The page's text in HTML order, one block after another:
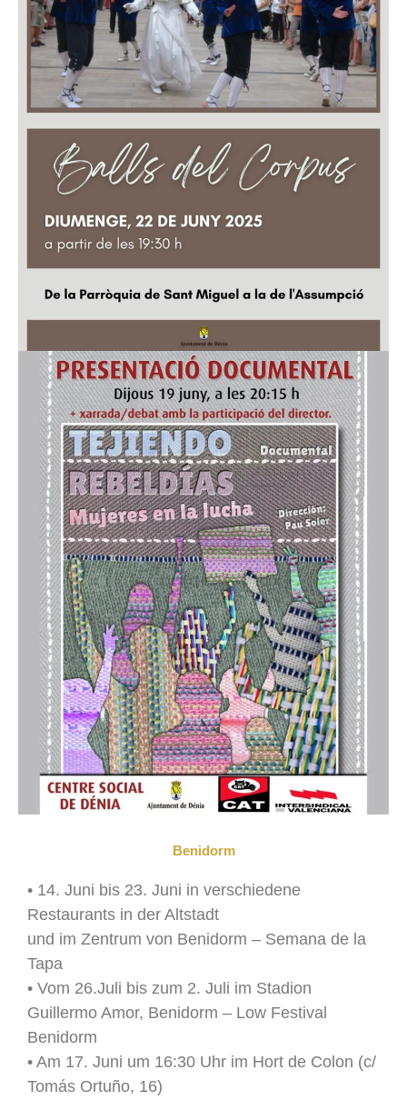
Benidorm
• 14. Juni bis 23. Juni in verschiedene
Restaurants in der Altstadt
und im Zentrum von Benidorm – Semana de la
Tapa
• Vom 26.Juli bis zum 2. Juli im Stadion
Guillermo Amor, Benidorm – Low Festival
Benidorm
• Am 17. Juni um 16:30 Uhr im Hort de Colon (c/
Tomás Ortuño, 16)